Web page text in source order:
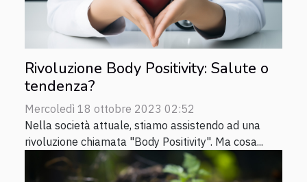
Rivoluzione Body Positivity: Salute o
tendenza?
Mercoledì 18 ottobre 2023 02:52
Nella società attuale, stiamo assistendo ad una
rivoluzione chiamata "Body Positivity". Ma cosa...